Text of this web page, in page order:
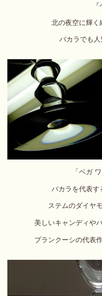
北の夜空に輝く
バカラでも人
「ベガ
バカラを代表す
ステムのダイヤ
美しいキャンディや
ブランクーシの代表